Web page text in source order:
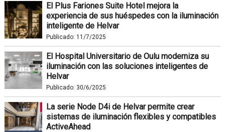
El Plus Fariones Suite Hotel mejora la
experiencia de sus huéspedes con la iluminación
inteligente de Helvar
Publicado: 11/7/2025
El Hospital Universitario de Oulu moderniza su
iluminación con las soluciones inteligentes de
Helvar
Publicado: 30/6/2025
La serie Node D4i de Helvar permite crear
sistemas de iluminación flexibles y compatibles
ActiveAhead